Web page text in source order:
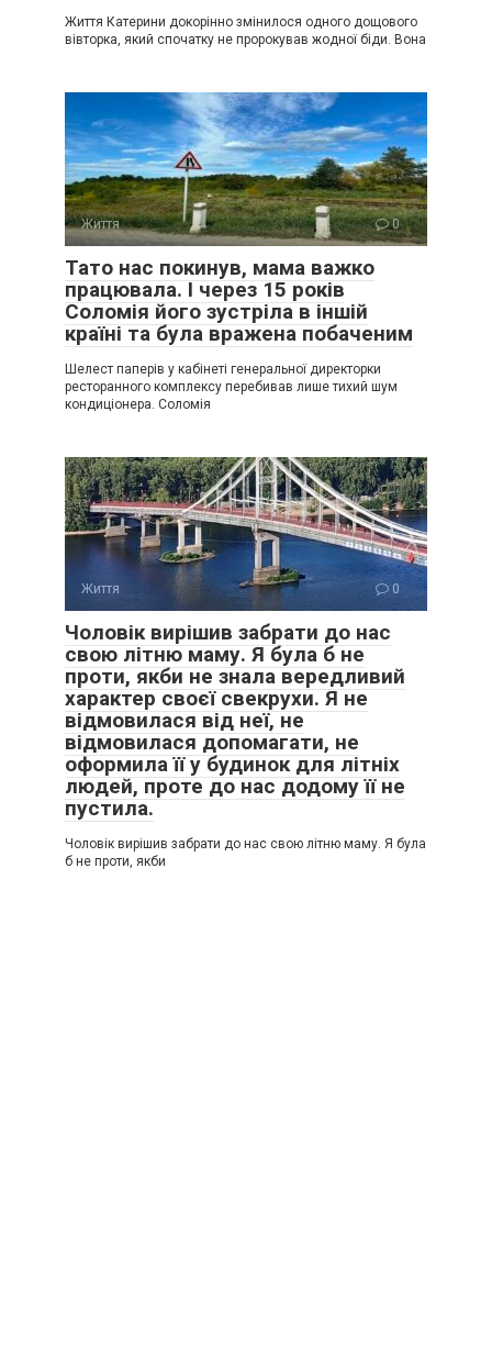
Життя Катерини докорінно змінилося одного дощового
вівторка, який спочатку не пророкував жодної біди. Вона
Життя 0
Тато нас покинув, мама важко
працювала. І через 15 років
Соломія його зустріла в іншій
країні та була вражена побаченим
Шелест паперів у кабінеті генеральної директорки
ресторанного комплексу перебивав лише тихий шум
кондиціонера. Соломія
Життя 0
Чоловік вирішив забрати до нас
свою літню маму. Я була б не
проти, якби не знала вередливий
характер своєї свекрухи. Я не
відмовилася від неї, не
відмовилася допомагати, не
оформила її у будинок для літніх
людей, проте до нас додому її не
пустила.
Чоловік вирішив забрати до нас свою літню маму. Я була
б не проти, якби